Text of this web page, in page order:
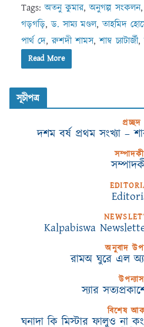
Tags:অতনু কুমার,অনুগল্প সংকলন
গড়গড়ি,ড. সাম্য মণ্ডল,তাহমিদ
পার্থ দে,রুশদী শামস,শাম্ব চ্যাটার্জী,
Read More
সূচীপত্র
প্রচ্ছদ
দশম বর্ষ প্রথম সংখ্যা –
Kalpabiswa
অনুবাদ
রামঅ ঘুরে এল
উপন্যাস
স্যার
বিশেষ
ঘনাদা কি মিস্টার ফালুও না কং